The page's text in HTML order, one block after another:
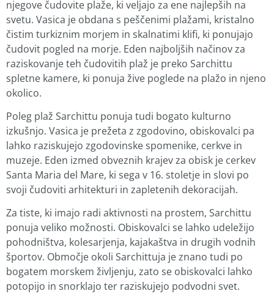
njegove čudovite plaže, ki veljajo za ene najlepših na
svetu. Vasica je obdana s peščenimi plažami, kristalno
čistim turkiznim morjem in skalnatimi klifi, ki ponujajo
čudovit pogled na morje. Eden najboljših načinov za
raziskovanje teh čudovitih plaž je preko Sarchittu
spletne kamere, ki ponuja žive poglede na plažo in njeno
okolico.
Poleg plaž Sarchittu ponuja tudi bogato kulturno
izkušnjo. Vasica je prežeta z zgodovino, obiskovalci pa
lahko raziskujejo zgodovinske spomenike, cerkve in
muzeje. Eden izmed obveznih krajev za obisk je cerkev
Santa Maria del Mare, ki sega v 16. stoletje in slovi po
svoji čudoviti arhitekturi in zapletenih dekoracijah.
Za tiste, ki imajo radi aktivnosti na prostem, Sarchittu
ponuja veliko možnosti. Obiskovalci se lahko udeležijo
pohodništva, kolesarjenja, kajakaštva in drugih vodnih
športov. Območje okoli Sarchittuja je znano tudi po
bogatem morskem življenju, zato se obiskovalci lahko
potopijo in snorklajo ter raziskujejo podvodni svet.